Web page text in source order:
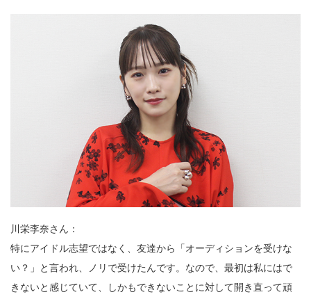
川栄李奈さん：
特にアイドル志望ではなく、友達から「オーディションを受けな
い？」と言われ、ノリで受けたんです。なので、最初は私にはで
きないと感じていて、しかもできないことに対して開き直って頑